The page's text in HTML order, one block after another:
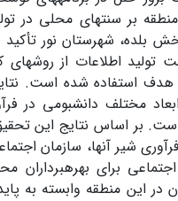
بر سنت­های محلی در
بلده، شهرستان نور
تولید اطلاعات از
هدف استفاده شده است.
مختلف دانش­بومی در
بر اساس نتایج این
شیر آن­ها، سازمان
برای بهره­برداران
در این منطقه وابسته به